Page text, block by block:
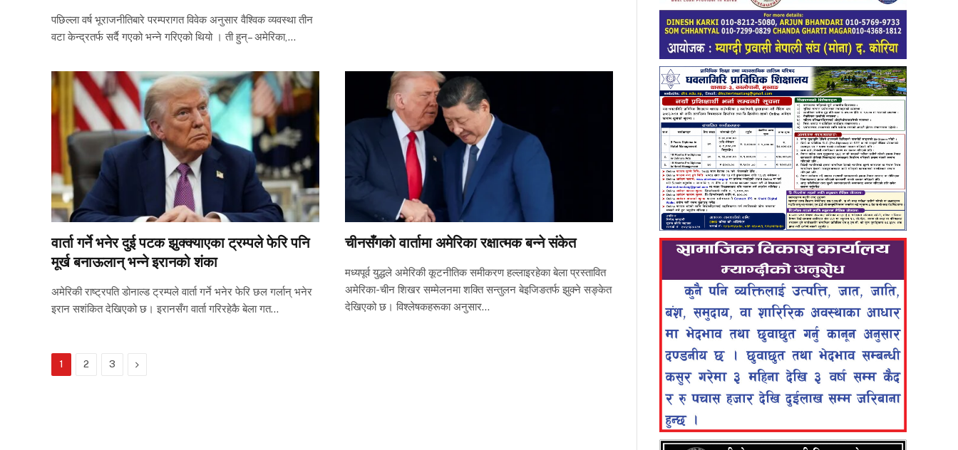
पछिल्ला वर्ष भूराजनीतिबारे परम्परागत विवेक अनुसार वैश्विक व्यवस्था तीन
वटा केन्द्रतर्फ सर्दै गएको भन्ने गरिएको थियो । ती हुन्– अमेरिका,…
वार्ता गर्ने भनेर दुई पटक झुक्क्याएका ट्रम्पले फेरि पनि
मूर्ख बनाऊलान् भन्ने इरानको शंका
अमेरिकी राष्ट्रपति डोनाल्ड ट्रम्पले वार्ता गर्ने भनेर फेरि छल गर्लान् भनेर
इरान सशंकित देखिएको छ। इरानसँग वार्ता गरिरहेकै बेला गत…
चीनसँगको वार्तामा अमेरिका रक्षात्मक बन्ने संकेत
मध्यपूर्व युद्धले अमेरिकी कूटनीतिक समीकरण हल्लाइरहेका बेला प्रस्तावित
अमेरिका-चीन शिखर सम्मेलनमा शक्ति सन्तुलन बेइजिङतर्फ झुक्ने सङ्केत
देखिएको छ। विश्लेषकहरूका अनुसार…
1 2 3 Next